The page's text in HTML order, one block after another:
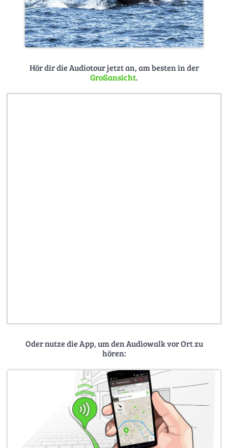
Hör dir die Audiotour jetzt an, am besten in der
Großansicht.
Oder nutze die App, um den Audiowalk vor Ort zu
hören: